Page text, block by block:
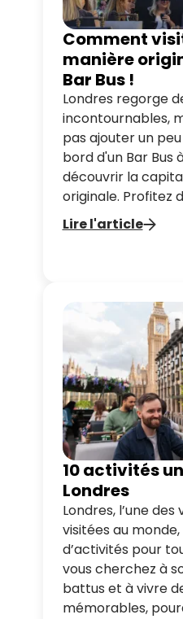
Comment
manière
Bar Bus !
Londres regorge
incontournables,
pas ajouter un
bord d'un Bar Bus
découvrir la
originale. Profitez
immersive entre
monuments,
Lire l'article
10 activités
Londres
Londres, l’une des
visitées au
d’activités pour
vous cherchez à
battus et à vivre
mémorables,